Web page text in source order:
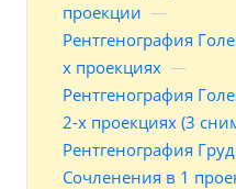
проекции —
Рентгенография
х проекциях —
Рентгенография
2-х проекциях (3
Рентгенография
Сочленения в 1